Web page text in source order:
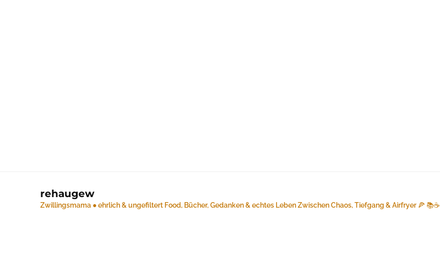
rehaugew
Zwillingsmama ● ehrlich & ungefiltert Food, Bücher, Gedanken & echtes LebenZwischen Chaos, Tiefgang & Airfryer 🍕 📚☕️